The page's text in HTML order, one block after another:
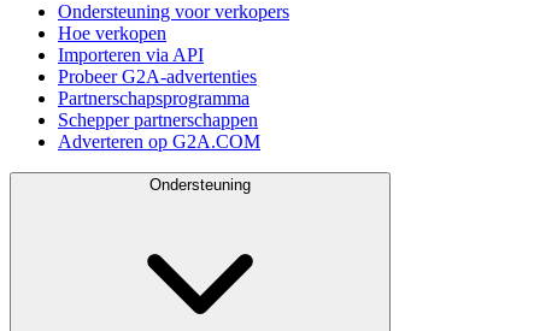
Ondersteuning voor verkopers
Hoe verkopen
Importeren via API
Probeer G2A-advertenties
Partnerschapsprogramma
Schepper partnerschappen
Adverteren op G2A.COM
Ondersteuning